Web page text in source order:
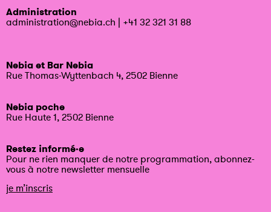
Administration
administration@nebia.ch | +41 32 321 31 88
Nebia et Bar Nebia
Rue Thomas-Wyttenbach 4, 2502 Bienne
Nebia poche
Rue Haute 1, 2502 Bienne
Restez informé·e
Pour ne rien manquer de notre programmation, abonnez-
vous à notre newsletter mensuelle
je m’inscris